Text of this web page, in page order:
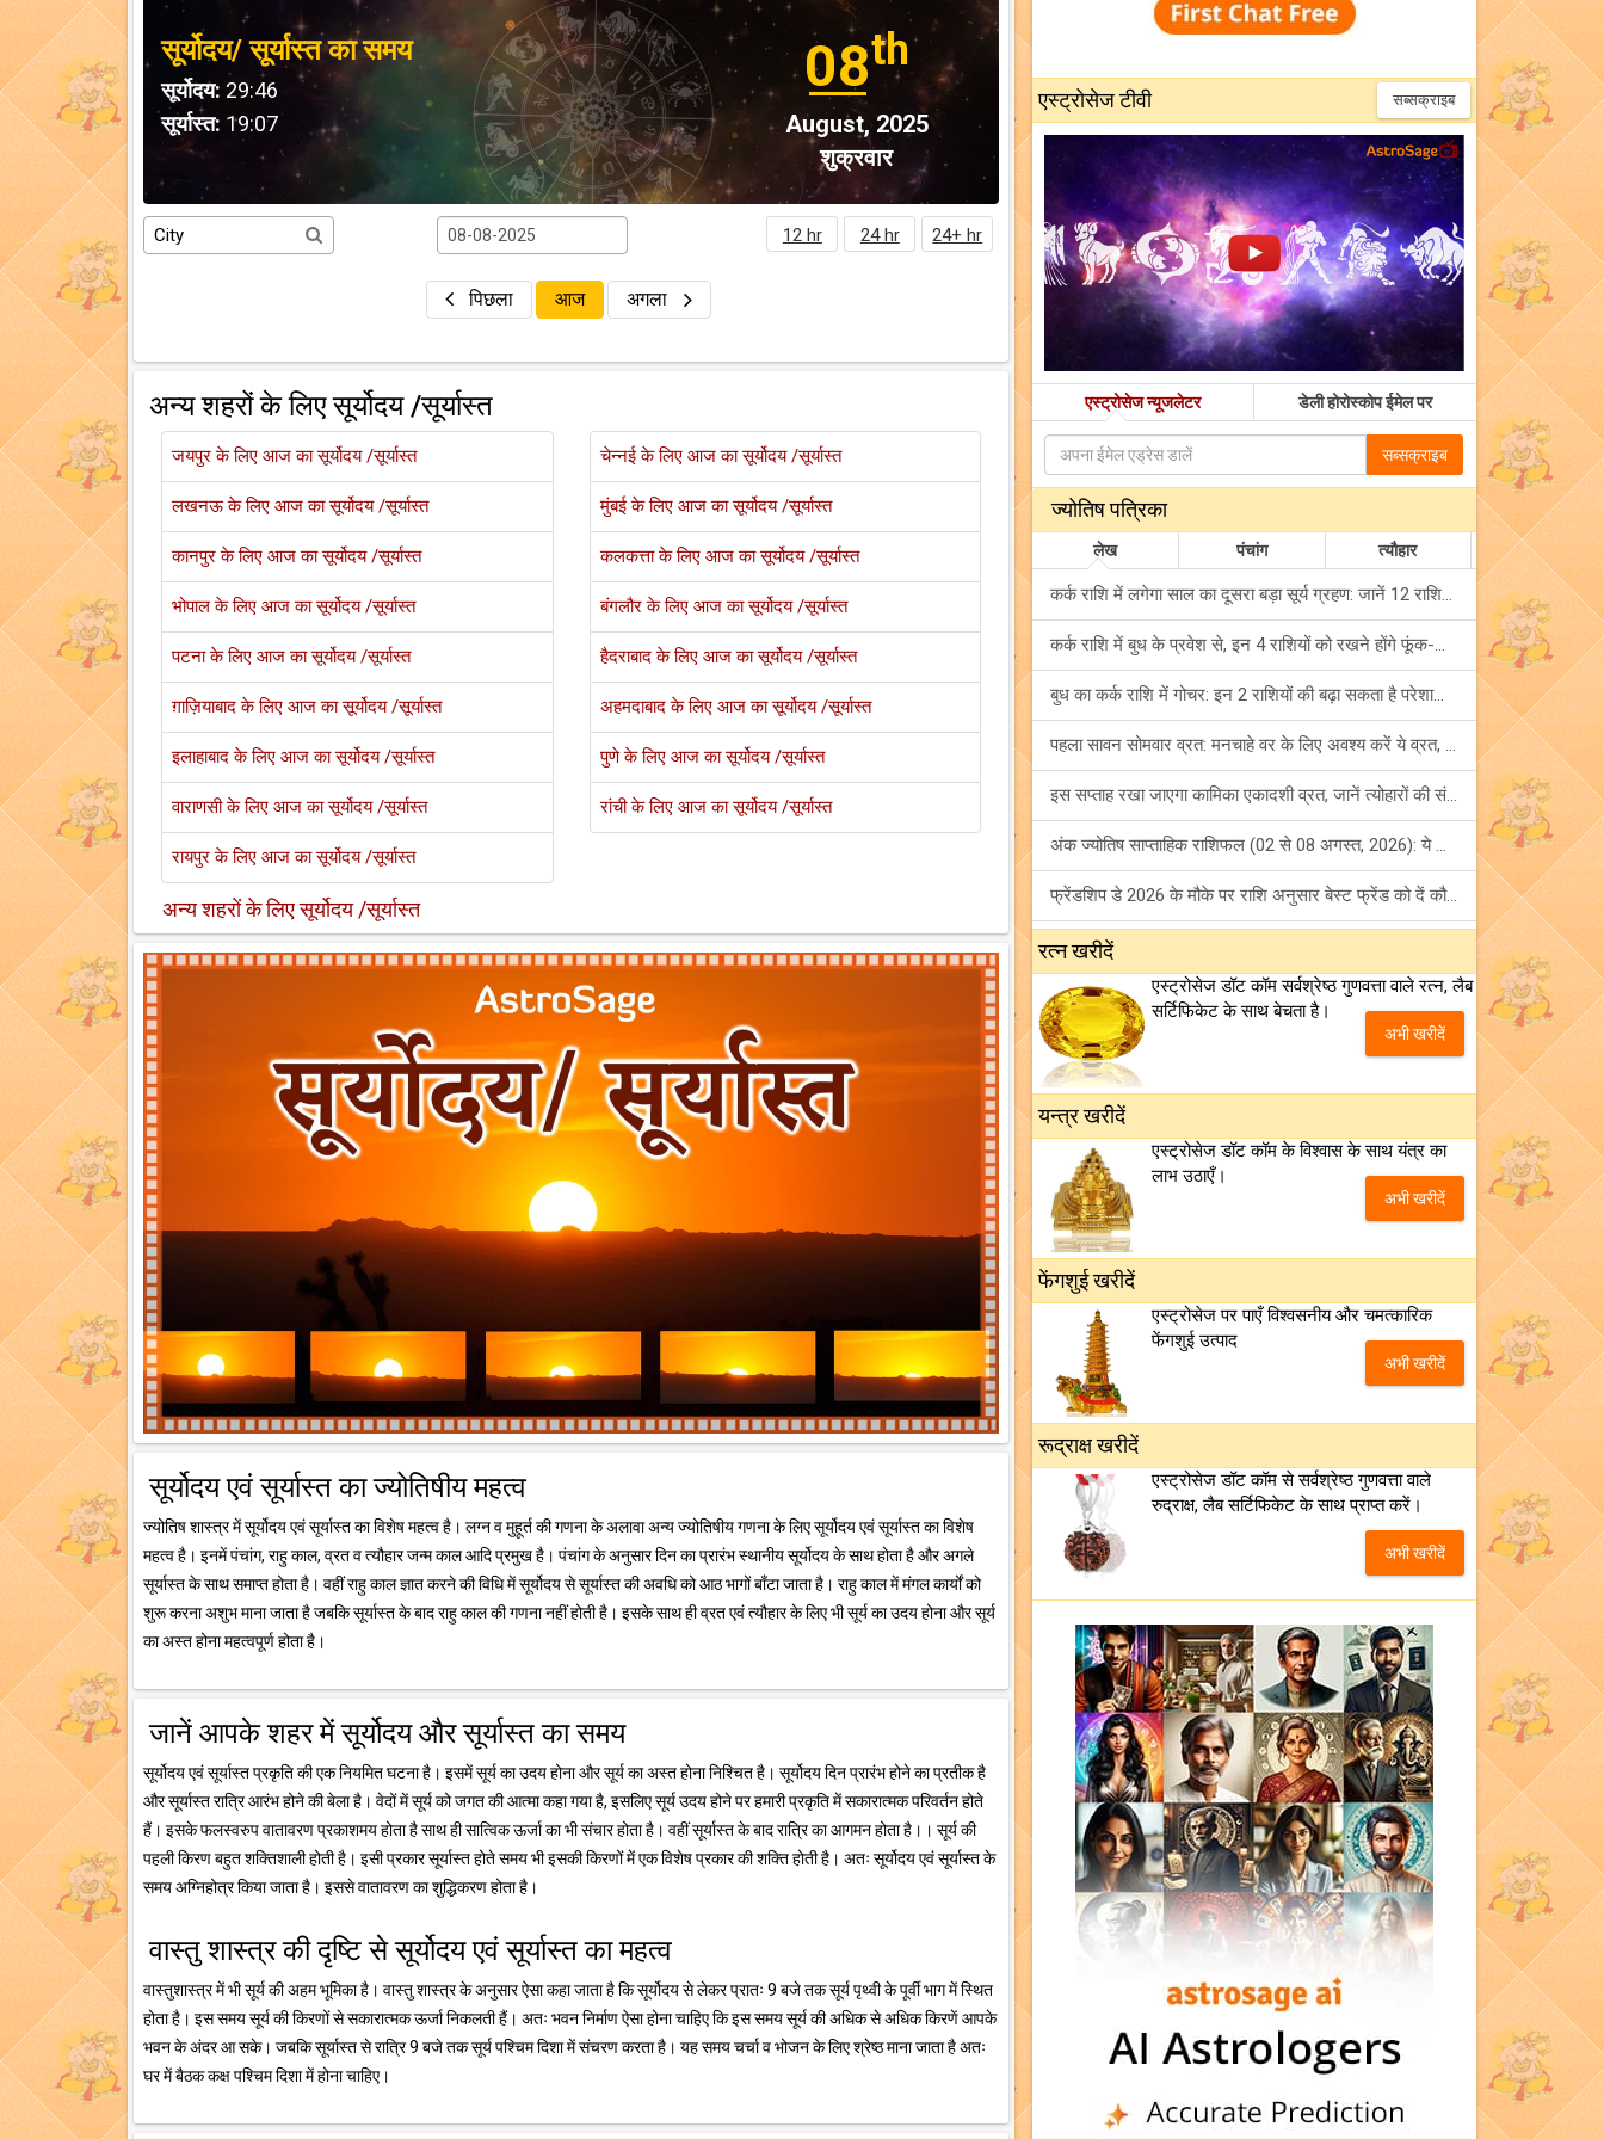
सूर्योदय/ सूर्यास्त का समय
सूर्योदय: 29:46
सूर्यास्त: 19:07
08th
August, 2025
शुक्रवार
12 hr 24 hr 24+ hr
पिछला आज अगला
अन्य शहरों के लिए सूर्योदय /सूर्यास्त
जयपुर के लिए आज का सूर्योदय /सूर्यास्त
लखनऊ के लिए आज का सूर्योदय /सूर्यास्त
कानपुर के लिए आज का सूर्योदय /सूर्यास्त
भोपाल के लिए आज का सूर्योदय /सूर्यास्त
पटना के लिए आज का सूर्योदय /सूर्यास्त
ग़ाज़ियाबाद के लिए आज का सूर्योदय /सूर्यास्त
इलाहाबाद के लिए आज का सूर्योदय /सूर्यास्त
वाराणसी के लिए आज का सूर्योदय /सूर्यास्त
रायपुर के लिए आज का सूर्योदय /सूर्यास्त
चेन्नई के लिए आज का सूर्योदय /सूर्यास्त
मुंबई के लिए आज का सूर्योदय /सूर्यास्त
कलकत्ता के लिए आज का सूर्योदय /सूर्यास्त
बंगलौर के लिए आज का सूर्योदय /सूर्यास्त
हैदराबाद के लिए आज का सूर्योदय /सूर्यास्त
अहमदाबाद के लिए आज का सूर्योदय /सूर्यास्त
पुणे के लिए आज का सूर्योदय /सूर्यास्त
रांची के लिए आज का सूर्योदय /सूर्यास्त
अन्य शहरों के लिए सूर्योदय /सूर्यास्त
सूर्योदय एवं सूर्यास्त का ज्योतिषीय महत्व
ज्योतिष शास्त्र में सूर्योदय एवं सूर्यास्त का विशेष महत्व है। लग्न व मुहूर्त की गणना के अलावा अन्य ज्योतिषीय गणना के लिए सूर्योदय एवं सूर्यास्त का विशेष
महत्व है। इनमें पंचांग, राहु काल, व्रत व त्यौहार जन्म काल आदि प्रमुख है। पंचांग के अनुसार दिन का प्रारंभ स्थानीय सूर्योदय के साथ होता है और अगले
सूर्यास्त के साथ समाप्त होता है। वहीं राहु काल ज्ञात करने की विधि में सूर्योदय से सूर्यास्त की अवधि को आठ भागों बाँटा जाता है। राहु काल में मंगल कार्यों को
शुरू करना अशुभ माना जाता है जबकि सूर्यास्त के बाद राहु काल की गणना नहीं होती है। इसके साथ ही व्रत एवं त्यौहार के लिए भी सूर्य का उदय होना और सूर्य
का अस्त होना महत्वपूर्ण होता है।
जानें आपके शहर में सूर्योदय और सूर्यास्त का समय
सूर्योदय एवं सूर्यास्त प्रकृति की एक नियमित घटना है। इसमें सूर्य का उदय होना और सूर्य का अस्त होना निश्चित है। सूर्योदय दिन प्रारंभ होने का प्रतीक है
और सूर्यास्त रात्रि आरंभ होने की बेला है। वेदों में सूर्य को जगत की आत्मा कहा गया है, इसलिए सूर्य उदय होने पर हमारी प्रकृति में सकारात्मक परिवर्तन होते
हैं। इसके फलस्वरुप वातावरण प्रकाशमय होता है साथ ही सात्विक ऊर्जा का भी संचार होता है। वहीं सूर्यास्त के बाद रात्रि का आगमन होता है।। सूर्य की
पहली किरण बहुत शक्तिशाली होती है। इसी प्रकार सूर्यास्त होते समय भी इसकी किरणों में एक विशेष प्रकार की शक्ति होती है। अतः सूर्योदय एवं सूर्यास्त के
समय अग्निहोत्र किया जाता है। इससे वातावरण का शुद्धिकरण होता है।
वास्तु शास्त्र की दृष्टि से सूर्योदय एवं सूर्यास्त का महत्व
वास्तुशास्त्र में भी सूर्य की अहम भूमिका है। वास्तु शास्त्र के अनुसार ऐसा कहा जाता है कि सूर्योदय से लेकर प्रातः 9 बजे तक सूर्य पृथ्वी के पूर्वी भाग में स्थित
होता है। इस समय सूर्य की किरणों से सकारात्मक ऊर्जा निकलती हैं। अतः भवन निर्माण ऐसा होना चाहिए कि इस समय सूर्य की अधिक से अधिक किरणें आपके
भवन के अंदर आ सके। जबकि सूर्यास्त से रात्रि 9 बजे तक सूर्य पश्चिम दिशा में संचरण करता है। यह समय चर्चा व भोजन के लिए श्रेष्ठ माना जाता है अतः
घर में बैठक कक्ष पश्चिम दिशा में होना चाहिए।
एस्ट्रोसेज टीवी सब्सक्राइब
एस्ट्रोसेज न्यूजलेटर डेली होरोस्कोप ईमेल पर
सब्सक्राइब
ज्योतिष पत्रिका
लेख पंचांग त्यौहार
कर्क राशि में लगेगा साल का दूसरा बड़ा सूर्य ग्रहण: जानें 12 राशियों पर शुभ-अशुभ प्रभाव!
कर्क राशि में बुध के प्रवेश से, इन 4 राशियों को रखने होंगे फूंक-फूंक कर कदम!
बुध का कर्क राशि में गोचर: इन 2 राशियों की बढ़ा सकता है परेशानियां, हो जाएं सावधान!
पहला सावन सोमवार व्रत: मनचाहे वर के लिए अवश्य करें ये व्रत, जानें नियम एवं पूजा विधि!
इस सप्ताह रखा जाएगा कामिका एकादशी व्रत, जानें त्योहारों की संपूर्ण लिस्ट!
अंक ज्योतिष साप्ताहिक राशिफल (02 से 08 अगस्त, 2026): ये सप्ताह क्यों है खास?
फ्रेंडशिप डे 2026 के मौके पर राशि अनुसार बेस्ट फ्रेंड को दें कौन सा गिफ्ट? जानें
टैरो साप्ताहिक राशिफल (02 से 08 अगस्त, 2026): जानें 12 राशियों का विस्तृत भविष्यफल!
शनि साढ़े साती और ढैय्या से परेशान हैं? शनि कृपा के लिए अवश्य करें शनिवार व्रत!
रत्न खरीदें
एस्ट्रोसेज डॉट कॉम सर्वश्रेष्ठ गुणवत्ता वाले रत्न, लैब
सर्टिफिकेट के साथ बेचता है।
अभी खरीदें
यन्त्र खरीदें
एस्ट्रोसेज डॉट कॉम के विश्वास के साथ यंत्र का
लाभ उठाएँ।
अभी खरीदें
फेंगशुई खरीदें
एस्ट्रोसेज पर पाएँ विश्वसनीय और चमत्कारिक
फेंगशुई उत्पाद
अभी खरीदें
रूद्राक्ष खरीदें
एस्ट्रोसेज डॉट कॉम से सर्वश्रेष्ठ गुणवत्ता वाले
रुद्राक्ष, लैब सर्टिफिकेट के साथ प्राप्त करें।
अभी खरीदें